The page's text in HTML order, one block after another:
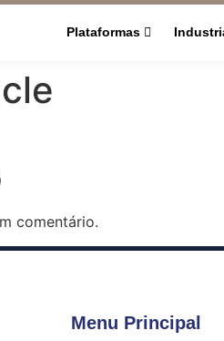
Plataformas
comentário.
Menu Principal